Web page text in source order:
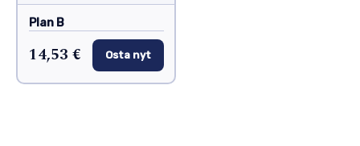
Plan B
14,53 € Osta nyt